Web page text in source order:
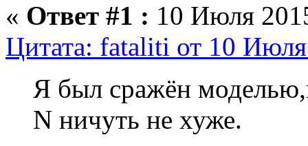
« Ответ #1 : 10 Июля
Цитата: fataliti от 10
Я был сражён
N ничуть не хуже.